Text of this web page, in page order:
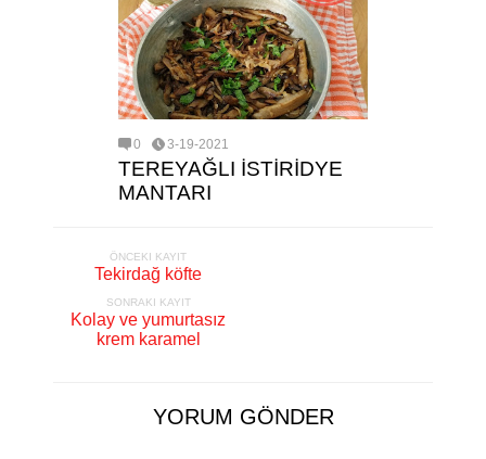
0 3-19-2021
TEREYAĞLI İSTİRİDYE
MANTARI
ÖNCEKI KAYIT
Tekirdağ köfte
SONRAKI KAYIT
Kolay ve yumurtasız
krem karamel
YORUM GÖNDER